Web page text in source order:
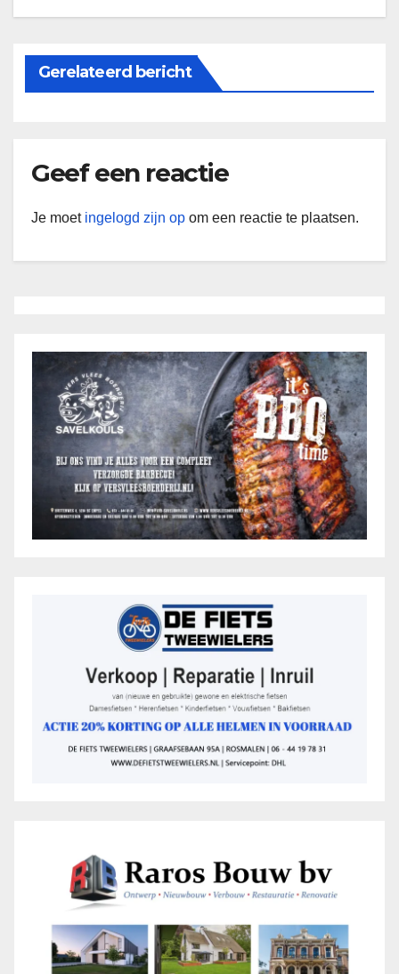
Gerelateerd bericht
Geef een reactie
Je moet ingelogd zijn op om een reactie te plaatsen.